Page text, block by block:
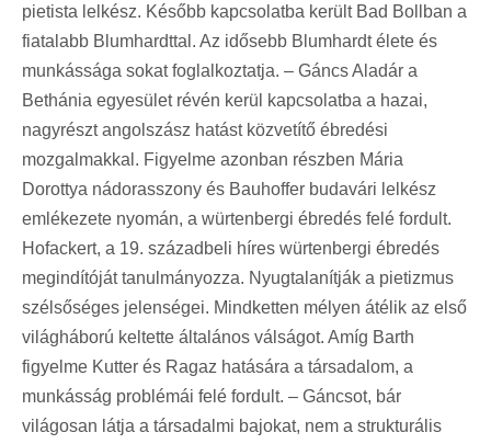
pietista lelkész. Később kapcsolatba került Bad Bollban a
fiatalabb Blumhardttal. Az idősebb Blumhardt élete és
munkássága sokat foglalkoztatja. – Gáncs Aladár a
Bethánia egyesület révén kerül kapcsolatba a hazai,
nagyrészt angolszász hatást közvetítő ébredési
mozgalmakkal. Figyelme azonban részben Mária
Dorottya nádorasszony és Bauhoffer budavári lelkész
emlékezete nyomán, a würtenbergi ébredés felé fordult.
Hofackert, a 19. századbeli híres würtenbergi ébredés
megindítóját tanulmányozza. Nyugtalanítják a pietizmus
szélsőséges jelenségei. Mindketten mélyen átélik az első
világháború keltette általános válságot. Amíg Barth
figyelme Kutter és Ragaz hatására a társadalom, a
munkásság problémái felé fordult. – Gáncsot, bár
világosan látja a társadalmi bajokat, nem a strukturális